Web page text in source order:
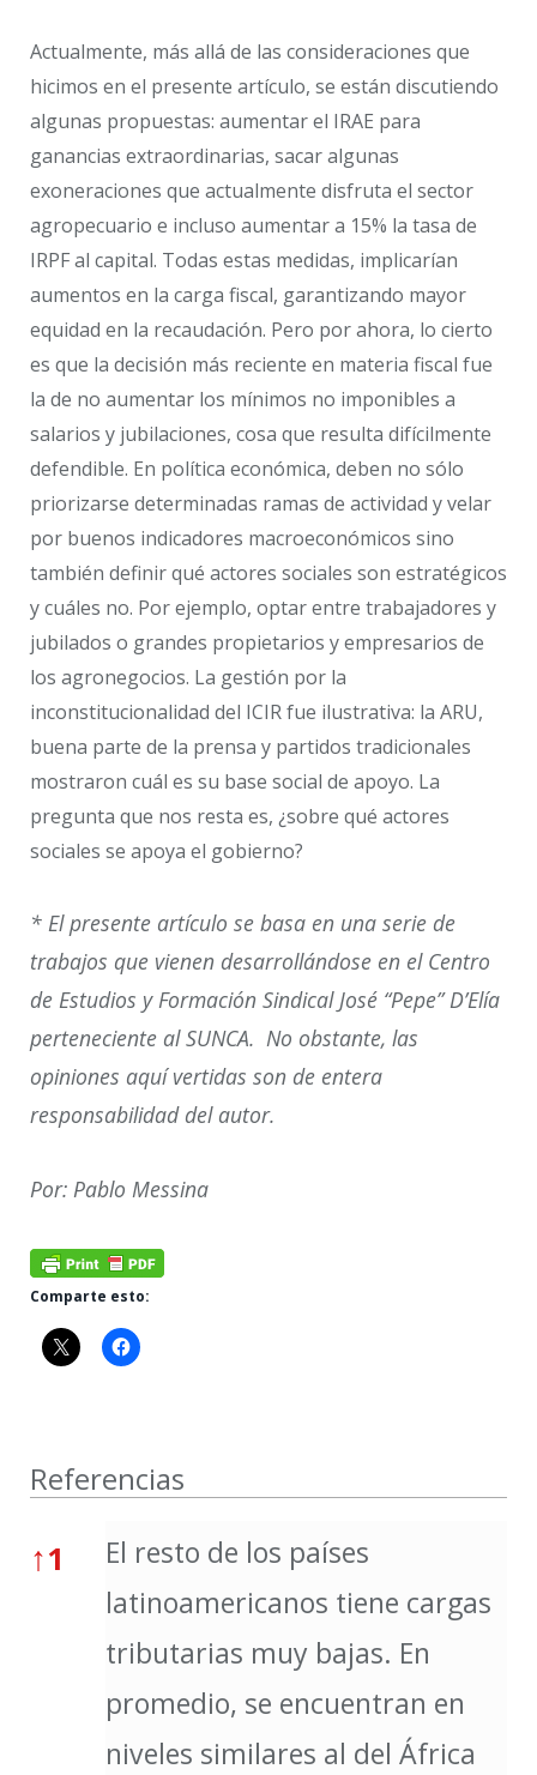
Actualmente, más allá de las consideraciones que
hicimos en el presente artículo, se están discutiendo
algunas propuestas: aumentar el IRAE para
ganancias extraordinarias, sacar algunas
exoneraciones que actualmente disfruta el sector
agropecuario e incluso aumentar a 15% la tasa de
IRPF al capital. Todas estas medidas, implicarían
aumentos en la carga fiscal, garantizando mayor
equidad en la recaudación. Pero por ahora, lo cierto
es que la decisión más reciente en materia fiscal fue
la de no aumentar los mínimos no imponibles a
salarios y jubilaciones, cosa que resulta difícilmente
defendible. En política económica, deben no sólo
priorizarse determinadas ramas de actividad y velar
por buenos indicadores macroeconómicos sino
también definir qué actores sociales son estratégicos
y cuáles no. Por ejemplo, optar entre trabajadores y
jubilados o grandes propietarios y empresarios de
los agronegocios. La gestión por la
inconstitucionalidad del ICIR fue ilustrativa: la ARU,
buena parte de la prensa y partidos tradicionales
mostraron cuál es su base social de apoyo. La
pregunta que nos resta es, ¿sobre qué actores
sociales se apoya el gobierno?
* El presente artículo se basa en una serie de
trabajos que vienen desarrollándose en el Centro
de Estudios y Formación Sindical José “Pepe” D’Elía
perteneciente al SUNCA. No obstante, las
opiniones aquí vertidas son de entera
responsabilidad del autor.
Por: Pablo Messina
Comparte esto:
Referencias
↑1
El resto de los países
latinoamericanos tiene cargas
tributarias muy bajas. En
promedio, se encuentran en
niveles similares al del África